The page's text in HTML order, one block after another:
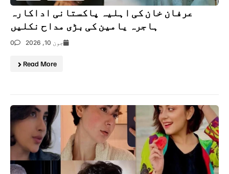
عرفان خان کی اہلیہ پاکستانی اداکارہ
ہاجرہ یامین کی بڑی مداح نکلیں
جون 10, 2026 0
Read More